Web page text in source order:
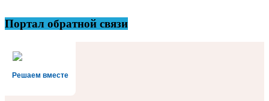
Портал обратной связи
Решаем вместе